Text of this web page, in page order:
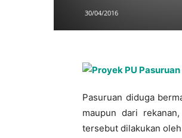
30/04/2016
Pasuruan diduga
maupun dari
tersebut dilakukan